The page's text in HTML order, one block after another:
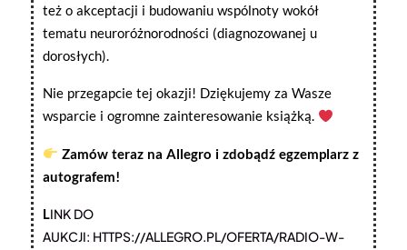
też o akceptacji i budowaniu wspólnoty wokół
tematu neuroróżnorodności (diagnozowanej u
dorosłych).
Nie przegapcie tej okazji! Dziękujemy za Wasze
wsparcie i ogromne zainteresowanie książką.
Zamów teraz na Allegro i zdobądź egzemplarz z
autografem!
LINK DO
AUKCJI: HTTPS://ALLEGRO.PL/OFERTA/RADIO-W-